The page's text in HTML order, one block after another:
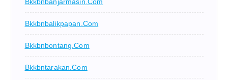
Bkkbnbalikpapan.com
Bkkbnbontang.com
Bkkbntarakan.com